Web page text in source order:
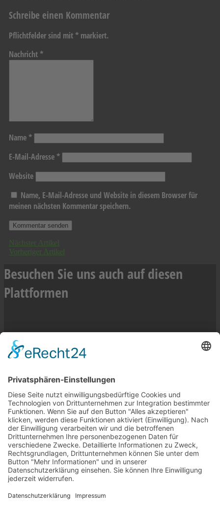
Schreibe einen Kommentar
Pflichtfelder sind mit* markiert.
Nachricht*
Name*
E-Mail-Adresse*
Website
Name, E-Mail-Adresse und Website in diesem Browser für
meinen nächsten Kommentar speichern.
Nächster Artikel
Vorheriger Artikel
Besuchen Sie uns auch auf diesen
Plattformen
Öffnungszeiten Ausstellung
Montag bis Freitag:
08:00 Uhr bis 12:00 Uhr
14:00 Uhr bis 17:30 Uhr
Schausonntag*
13:00 Uhr bis 17:00 Uhr
*Ohne Beratung und Verkauf. Wenn der Schausonntag nicht stattfindet